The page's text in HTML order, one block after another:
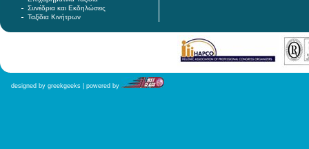
Συνέδρια και Εκδηλώσεις
Ταξίδια Κινήτρων
designed by greekgeeks | powered by